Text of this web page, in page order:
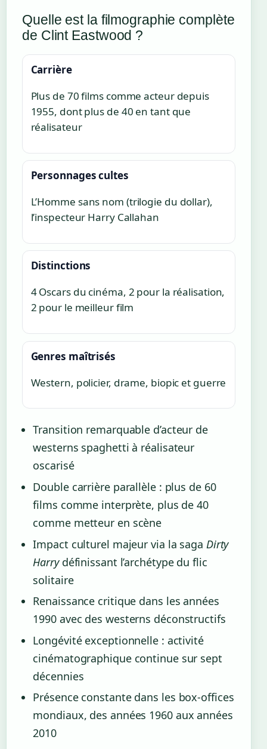
Quelle est la filmographie complète
de Clint Eastwood ?
Carrière
Plus de 70 films comme acteur depuis
1955, dont plus de 40 en tant que
réalisateur
Personnages cultes
L’Homme sans nom (trilogie du dollar),
l’inspecteur Harry Callahan
Distinctions
4 Oscars du cinéma, 2 pour la réalisation,
2 pour le meilleur film
Genres maîtrisés
Western, policier, drame, biopic et guerre
Transition remarquable d’acteur de
westerns spaghetti à réalisateur
oscarisé
Double carrière parallèle : plus de 60
films comme interprète, plus de 40
comme metteur en scène
Impact culturel majeur via la saga Dirty
Harrydéfinissant l’archétype du flic
solitaire
Renaissance critique dans les années
1990 avec des westerns déconstructifs
Longévité exceptionnelle : activité
cinématographique continue sur sept
décennies
Présence constante dans les box-offices
mondiaux, des années 1960 aux années
2010